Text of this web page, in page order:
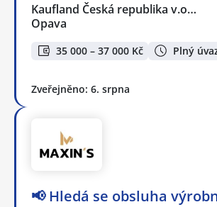
Kaufland Česká republika v.o…
Opava
35 000 – 37 000 Kč Plný
Zveřejněno: 6. srpna
📢 Hledá se obsluha